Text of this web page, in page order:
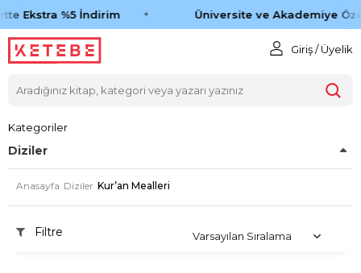
Ekstra %5 İndirim Üniversite ve Akademiye
Giriş / Üyelik
Kategoriler
Diziler
Anasayfa Diziler Kur’an Mealleri
Filtre